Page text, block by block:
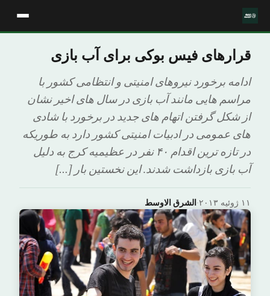
قرارهای فیس بوکی برای آب بازی
ادامه برخورد نیروهای امنیتی و انتظامی کشور با
مراسم هایی مانند آب بازی در سال های اخیر نشان
از شکل گرفتن اتهام های جدید در برخورد با شادی
های عمومی در ادبیات امنیتی کشور دارد به طوریکه
در تازه ترین اقدام ۴۰ نفر در عظیمیه کرج به دلیل
آب بازی بازداشت شدند. این نخستین بار […]
الشرق الاوسط· ۱۱ ژوئیه ۲۰۱۳